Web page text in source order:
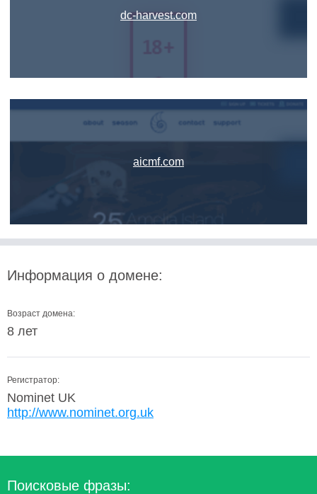
dc-harvest.com
aicmf.com
Информация о домене:
Возраст домена:
8 лет
Регистратор:
Nominet UK
http://www.nominet.org.uk
Поисковые фразы: